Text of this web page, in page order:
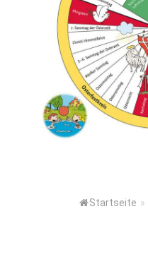
Startseite »